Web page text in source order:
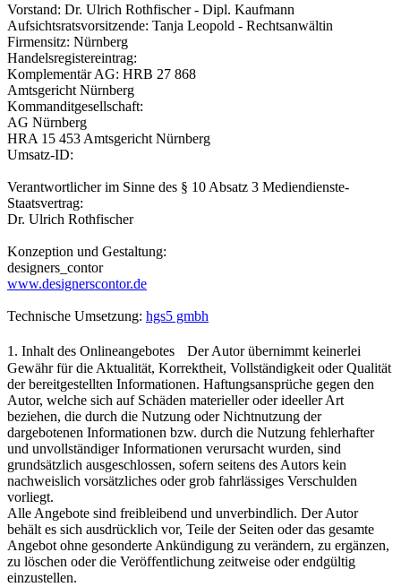
Vorstand: Dr. Ulrich Rothfischer - Dipl. Kaufmann
Aufsichtsratsvorsitzende: Tanja Leopold - Rechtsanwältin
Firmensitz: Nürnberg
Handelsregistereintrag:
Komplementär AG: HRB 27 868
Amtsgericht Nürnberg
Kommanditgesellschaft:
AG Nürnberg
HRA 15 453 Amtsgericht Nürnberg
Umsatz-ID:
Verantwortlicher im Sinne des § 10 Absatz 3 Mediendienste-
Staatsvertrag:
Dr. Ulrich Rothfischer
Konzeption und Gestaltung:
designers_contor
www.designerscontor.de
Technische Umsetzung: hgs5 gmbh
1. Inhalt des Onlineangebotes Der Autor übernimmt keinerlei
Gewähr für die Aktualität, Korrektheit, Vollständigkeit oder Qualität
der bereitgestellten Informationen. Haftungsansprüche gegen den
Autor, welche sich auf Schäden materieller oder ideeller Art
beziehen, die durch die Nutzung oder Nichtnutzung der
dargebotenen Informationen bzw. durch die Nutzung fehlerhafter
und unvollständiger Informationen verursacht wurden, sind
grundsätzlich ausgeschlossen, sofern seitens des Autors kein
nachweislich vorsätzliches oder grob fahrlässiges Verschulden
vorliegt.
Alle Angebote sind freibleibend und unverbindlich. Der Autor
behält es sich ausdrücklich vor, Teile der Seiten oder das gesamte
Angebot ohne gesonderte Ankündigung zu verändern, zu ergänzen,
zu löschen oder die Veröffentlichung zeitweise oder endgültig
einzustellen.